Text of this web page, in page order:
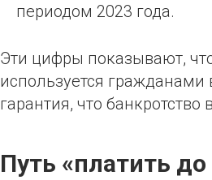
периодом 2023 года.
Эти цифры показывают,
используется
гарантия, что
Путь «платить